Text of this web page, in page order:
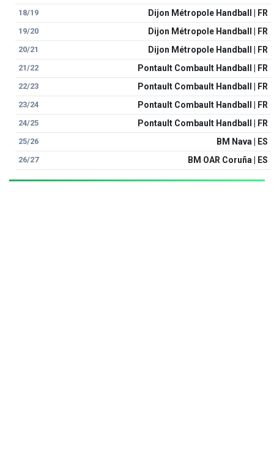
18/19 Dijon Métropole Handball | FR
19/20 Dijon Métropole Handball | FR
20/21 Dijon Métropole Handball | FR
21/22 Pontault Combault Handball | FR
22/23 Pontault Combault Handball | FR
23/24 Pontault Combault Handball | FR
24/25 Pontault Combault Handball | FR
25/26 BM Nava | ES
26/27 BM OAR Coruña | ES